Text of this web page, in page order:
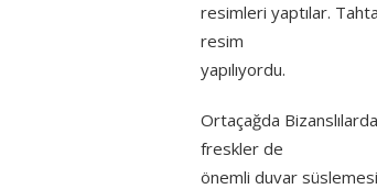
resimleri yaptılar.
resim
yapılıyordu.
Ortaçağda
freskler de
önemli duvar